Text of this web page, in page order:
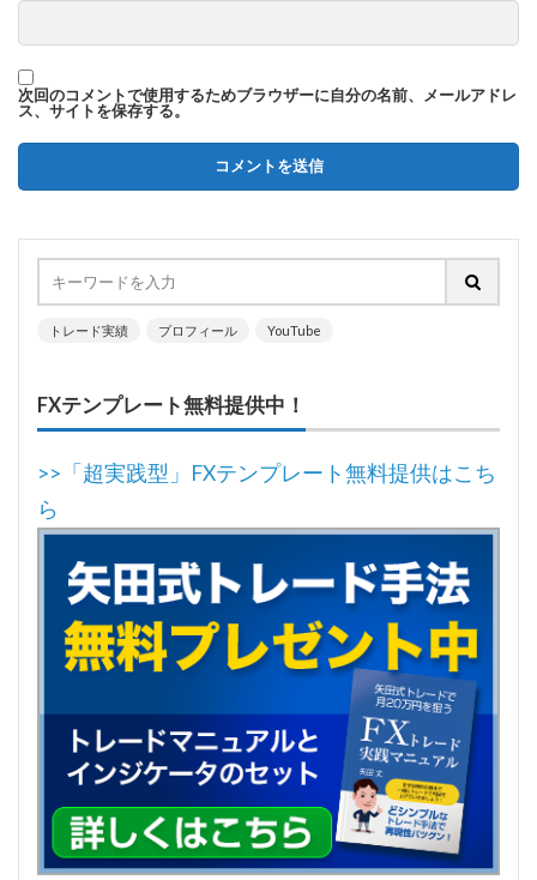
次回のコメントで使用するためブラウザーに自分の名前、メールアドレ
ス、サイトを保存する。
トレード実績 プロフィール YouTube
FXテンプレート無料提供中！
>>「超実践型」FXテンプレート無料提供はこち
ら